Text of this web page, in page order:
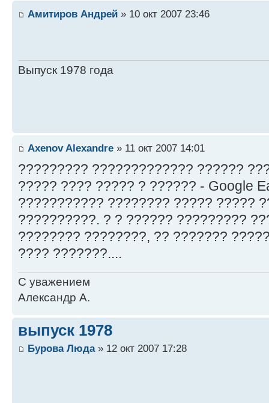
Амитиров Андрей » 10 окт 2007 23:46
Выпуск 1978 года
Axenov Alexandre » 11 окт 2007 14:01
????????? ????????????? ??????
????? ???? ????? ? ?????? - Google
??????????? ???????? ????? ?????
??????????. ? ? ?????? ?????????
???????? ????????, ?? ???????
???? ???????....
С уважением
Александр А.
выпуск 1978
Бурова Люда» 12 окт 2007 17:28